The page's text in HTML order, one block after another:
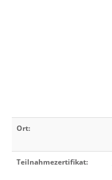
Ort:
Teilnahmezertifikat: